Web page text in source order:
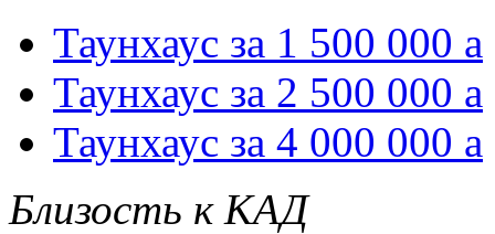
Таунхаус за 1 500 000 a
Таунхаус за 2 500 000 a
Таунхаус за 4 000 000 a
Близость к КАД